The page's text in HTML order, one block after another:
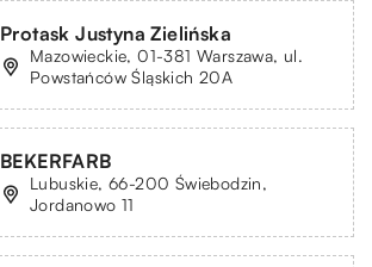
Protask Justyna Zielińska
Mazowieckie, 01-381 Warszawa, ul.
Powstańców Śląskich 20A
BEKERFARB
Lubuskie, 66-200 Świebodzin,
Jordanowo 11